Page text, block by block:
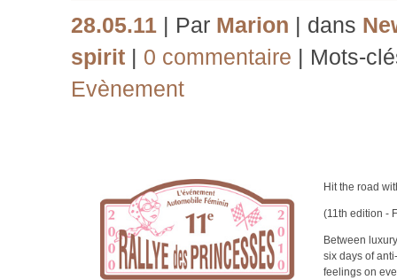
28.05.11 | Par Marion | dans
spirit | 0 commentaire | Mots-
Evènement
Hit the road
(11th edition -
Between
six days of
feelings on